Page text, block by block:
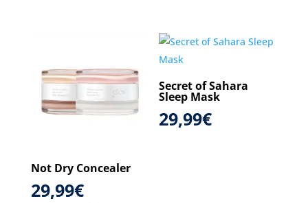
Not Dry Concealer
29,99€
Secret of Sahara
Sleep Mask
29,99€